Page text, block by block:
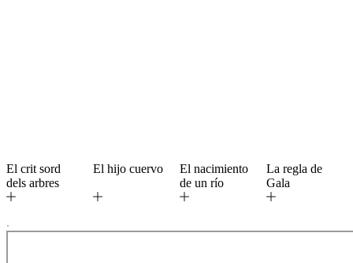
El crit sord
dels arbres
El hijo cuervo
El nacimiento
de un río
La regla de
Gala